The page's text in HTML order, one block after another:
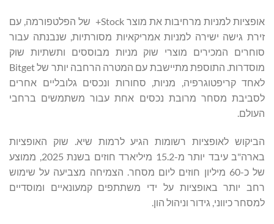
אופציות למניות מרחיבות את מוצר Stock+ של הפלטפורמה, עם
זירת גישה ישירה למניות אמריקאיות מסורתיות, שנבנתה עבור
סוחרים המכירים מוצרי שוק מניות מבוססים ותשתיות שוק
מוסדרות. התוספת מתיישבת עם המטרה הרחבה יותר של Bitget
לאחד קריפטוגרפיה, מניות, סחורות ונכסים גלובליים אחרים
לסביבת מסחר מרובת נכסים אחת עבור משתמשים ברחבי
העולם.
הביקוש לאופציות רשומות הגיע לרמות שיא. שוק האופציות
בארה"ב עיבד יותר מ-15.2 מיליארד חוזים בשנת 2025, ממוצע
של כ-60 מיליון חוזים ליום מסחר. הצמיחה מצביעה על שימוש
רחב יותר באופציות על ידי משתתפים קמעונאיים ומוסדיים
למסחר כיווני, גידור וניהול הון.